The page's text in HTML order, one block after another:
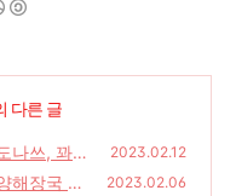
다른 글
나쓰, 꽈배
(8)
2023.02.12
해장국 한
2023.02.06